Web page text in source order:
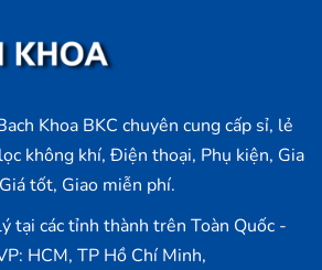
Khoa BKC chuyên cung cấp sỉ, lẻ
không khí, Điện thoại, Phụ kiện, Gia
tốt, Giao miễn phí.
tại các tỉnh thành trên Toàn Quốc -
HCM, TP Hồ Chí Minh,